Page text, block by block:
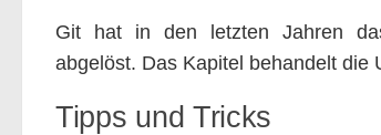
Git hat in den letzten Jahren
abgelöst. Das Kapitel behandelt die
Tipps und Tricks